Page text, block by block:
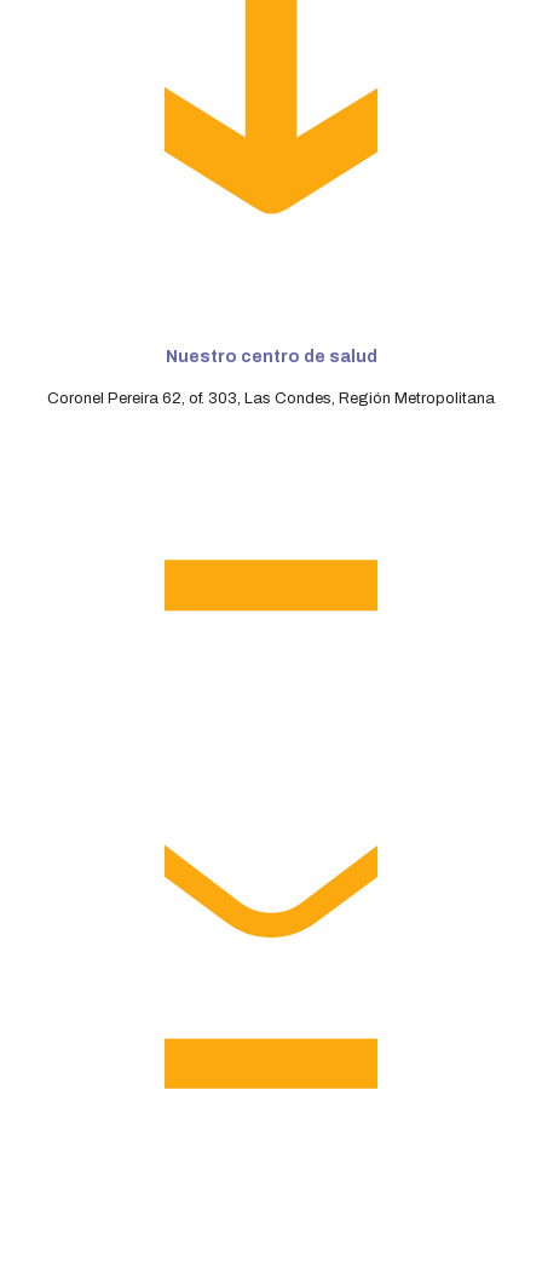
Nuestro centro de salud
Coronel Pereira 62, of. 303, Las Condes, Región Metropolitana